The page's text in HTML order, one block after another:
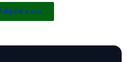
a sua